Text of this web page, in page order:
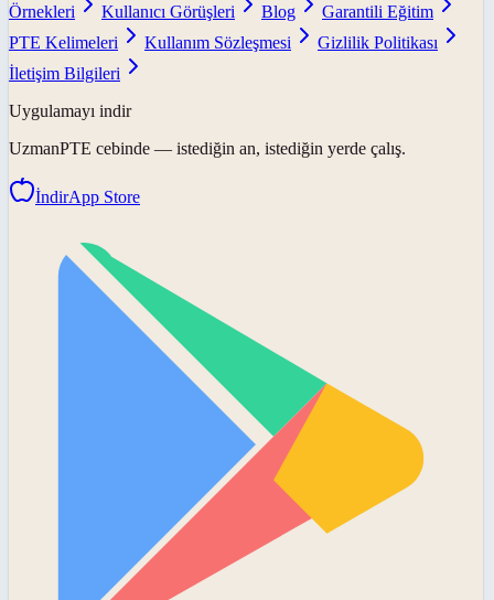
Örnekleri
Kullanıcı Görüşleri Blog
Garantili Eğitim
PTE Kelimeleri
Kullanım Sözleşmesi
Gizlilik Politikası
İletişim Bilgileri
Uygulamayı indir
UzmanPTE cebinde — istediğin an, istediğin yerde çalış.
İndirApp Store